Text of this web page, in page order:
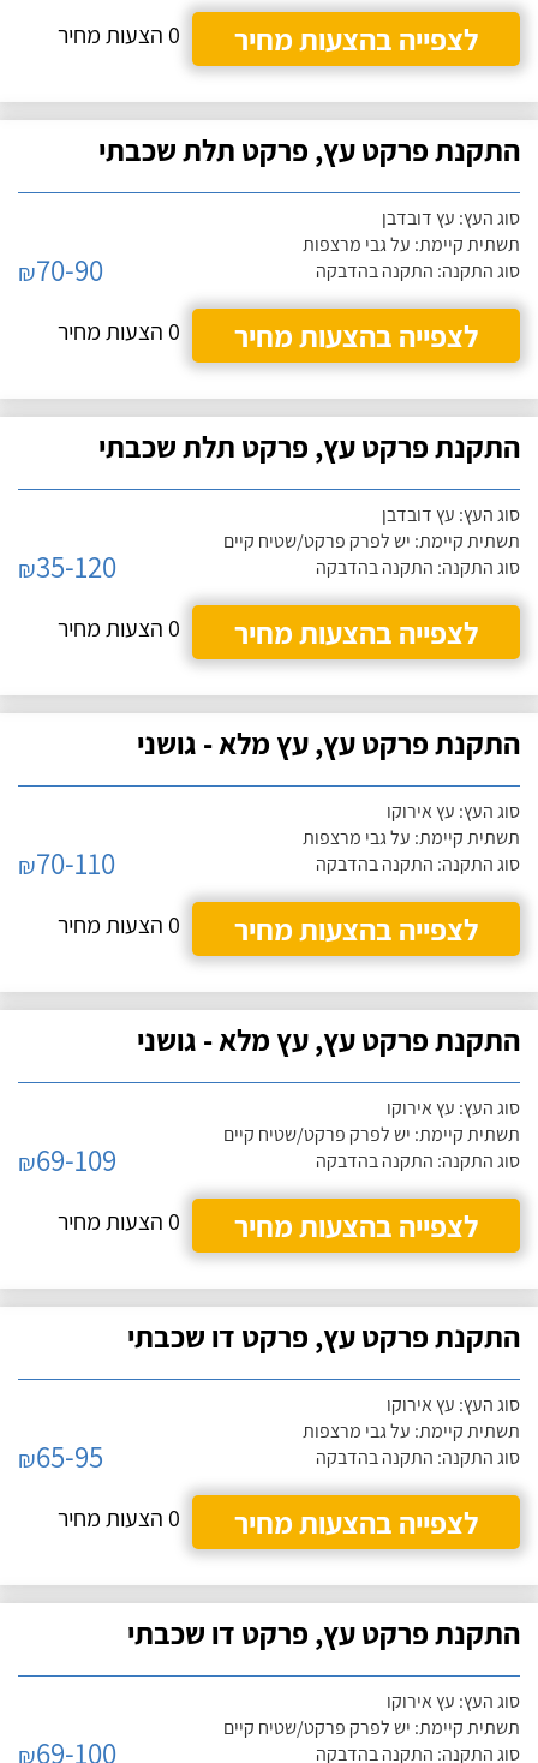
לצפייה בהצעות מחיר
0 הצעות מחיר
התקנת פרקט עץ, פרקט תלת שכבתי
סוג העץ: עץ דובדבן
תשתית קיימת: על גבי מרצפות
סוג התקנה: התקנה בהדבקה
₪70-90
לצפייה בהצעות מחיר
0 הצעות מחיר
התקנת פרקט עץ, פרקט תלת שכבתי
סוג העץ: עץ דובדבן
תשתית קיימת: יש לפרק פרקט/שטיח קיים
סוג התקנה: התקנה בהדבקה
₪35-120
לצפייה בהצעות מחיר
0 הצעות מחיר
התקנת פרקט עץ, עץ מלא - גושני
סוג העץ: עץ אירוקו
תשתית קיימת: על גבי מרצפות
סוג התקנה: התקנה בהדבקה
₪70-110
לצפייה בהצעות מחיר
0 הצעות מחיר
התקנת פרקט עץ, עץ מלא - גושני
סוג העץ: עץ אירוקו
תשתית קיימת: יש לפרק פרקט/שטיח קיים
סוג התקנה: התקנה בהדבקה
₪69-109
לצפייה בהצעות מחיר
0 הצעות מחיר
התקנת פרקט עץ, פרקט דו שכבתי
סוג העץ: עץ אירוקו
תשתית קיימת: על גבי מרצפות
סוג התקנה: התקנה בהדבקה
₪65-95
לצפייה בהצעות מחיר
0 הצעות מחיר
התקנת פרקט עץ, פרקט דו שכבתי
סוג העץ: עץ אירוקו
תשתית קיימת: יש לפרק פרקט/שטיח קיים
סוג התקנה: התקנה בהדבקה
₪69-100